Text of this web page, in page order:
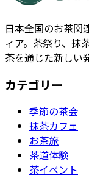
日本全国のお茶関
ィア。茶祭り、抹
茶を通じた新しい
カテゴリー
季節の茶会
抹茶カフェ
お茶旅
茶道体験
茶イベント